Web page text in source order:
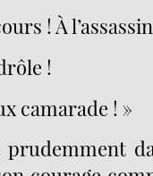
! À
!
camarade ! »
prudemment